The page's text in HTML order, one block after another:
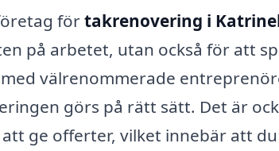
förtakrenovering i
på arbetet, utan också för att
välrenommerade
görs på rätt sätt. Det är
ge offerter, vilket innebär att